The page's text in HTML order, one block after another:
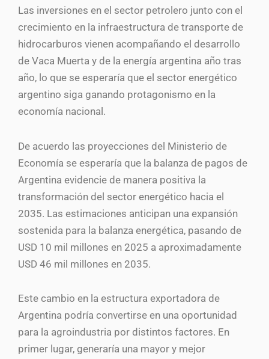
Las inversiones en el sector petrolero junto con el
crecimiento en la infraestructura de transporte de
hidrocarburos vienen acompañando el desarrollo
de Vaca Muerta y de la energía argentina año tras
año, lo que se esperaría que el sector energético
argentino siga ganando protagonismo en la
economía nacional.
De acuerdo las proyecciones del Ministerio de
Economía se esperaría que la balanza de pagos de
Argentina evidencie de manera positiva la
transformación del sector energético hacia el
2035. Las estimaciones anticipan una expansión
sostenida para la balanza energética, pasando de
USD 10 mil millones en 2025 a aproximadamente
USD 46 mil millones en 2035.
Este cambio en la estructura exportadora de
Argentina podría convertirse en una oportunidad
para la agroindustria por distintos factores. En
primer lugar, generaría una mayor y mejor